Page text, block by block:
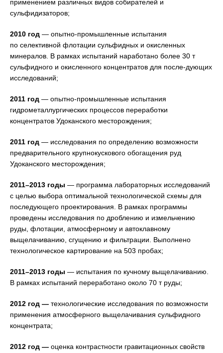
применением различных видов собирателей и
сульфидизаторов;
2010 год — опытно-промышленные испытания
по селективной флотации сульфидных и окисленных
минералов. В рамках испытаний наработано более 30 т
сульфидного и окисленного концентратов для после-дующих
исследований;
2011 год — опытно-промышленные испытания
гидрометаллургических процессов переработки
концентратов Удоканского месторождения;
2011 год — исследования по определению возможности
предварительного крупнокускового обогащения руд
Удоканского месторождения;
2011–2013 годы — программа лабораторных исследований
с целью выбора оптимальной технологической схемы для
последующего проектирования. В рамках программы
проведены исследования по дроблению и измельчению
руды, флотации, атмосферному и автоклавному
выщелачиванию, сгущению и фильтрации. Выполнено
технологическое картирование на 503 пробах;
2011–2013 годы — испытания по кучному выщелачиванию.
В рамках испытаний переработано около 70 т руды;
2012 год — технологические исследования по возможности
применения атмосферного выщелачивания сульфидного
концентрата;
2012 год — оценка контрастности гравитационных свойств